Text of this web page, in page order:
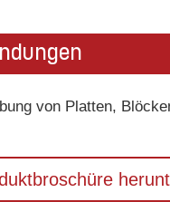
von Platten,